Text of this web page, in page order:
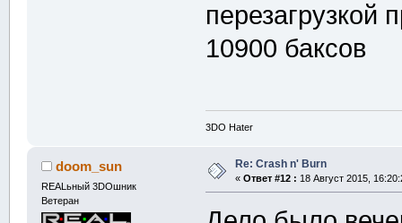
перезагрузкой
10900 баксов
3DO Hater
doom_sun
REALьный 3DOшник
Ветеран
Re: Crash n' Burn
« Ответ #12 : 18 Август 2015,